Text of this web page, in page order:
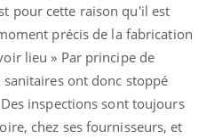
pour cette raison qu'il est
précis de la fabrication
lieu » Par principe de
ont donc stoppé
inspections sont toujours
chez ses fournisseurs, et